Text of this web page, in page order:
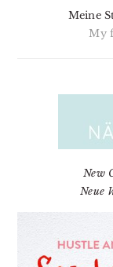
Meine
My
New
Neue